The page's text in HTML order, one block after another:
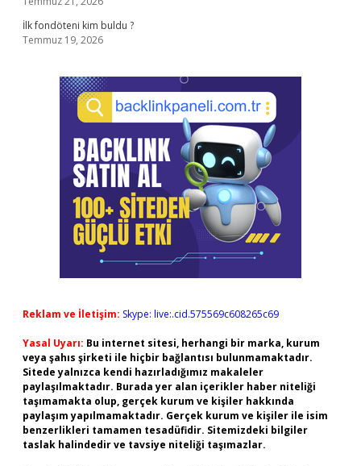
İlk fondöteni kim buldu ?
Temmuz 19, 2026
Reklam ve İletişim: Skype: live:.cid.575569c608265c69
Yasal Uyarı: Bu internet sitesi, herhangi bir marka, kurum
veya şahıs şirketi ile hiçbir bağlantısı bulunmamaktadır.
Sitede yalnızca kendi hazırladığımız makaleler
paylaşılmaktadır. Burada yer alan içerikler haber niteliği
taşımamakta olup, gerçek kurum ve kişiler hakkında
paylaşım yapılmamaktadır. Gerçek kurum ve kişiler ile isim
benzerlikleri tamamen tesadüfidir. Sitemizdeki bilgiler
taslak halindedir ve tavsiye niteliği taşımazlar.